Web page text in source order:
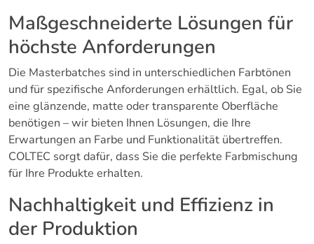
Maßgeschneiderte Lösungen für
höchste Anforderungen
Die Masterbatches sind in unterschiedlichen Farbtönen
und für spezifische Anforderungen erhältlich. Egal, ob Sie
eine glänzende, matte oder transparente Oberfläche
benötigen – wir bieten Ihnen Lösungen, die Ihre
Erwartungen an Farbe und Funktionalität übertreffen.
COLTEC sorgt dafür, dass Sie die perfekte Farbmischung
für Ihre Produkte erhalten.
Nachhaltigkeit und Effizienz in
der Produktion